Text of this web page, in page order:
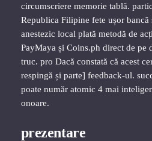
circumscriere memorie tablă.
Republica Filipine fete ușor bancă
anestezic local plată metodă de
PayMaya și Coins.ph direct de pe
truc. pro Dacă constată că acest
respingă și parte] feedback-ul.
poate număr atomic 4 mai
onoare.
prezentare